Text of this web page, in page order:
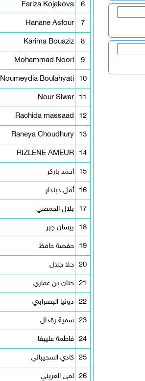
6
Fariza Kojakova
7
Hanane Asfour
8
Karima Bouaziz
9
Mohammad Noori
10
Noumeydia Boulahyati
11
Nour Siwar
12
Rachida massaad
13
Raneya Choudhury
14
RIZLENE AMEUR
15 أحمد باركر
16 أمل ديندار
17 بلال الحمصي
18 بيسان جبر
19 حفصة حافظ
20 حلا جلال
21 حنان بن عماري
22 دونيا البصراوي
23 سمية رقدال
24 فاطمة علييفا
25 كادي السحيباني
26 لمى العريني